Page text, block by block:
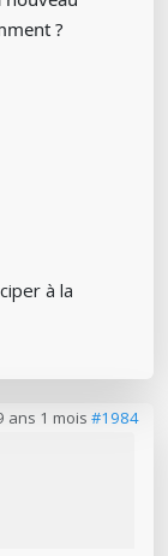
?
à la
ans 1 mois #1984